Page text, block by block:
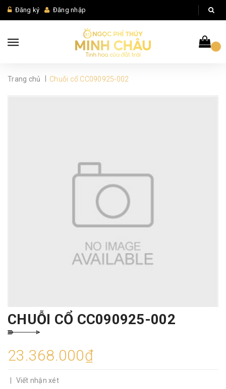
Đăng ký Đăng nhập
Trang chủ Chuỗi cổ CC090925-002
CHUỖI CỔ CC090925-002
23.368.000₫
Viết nhận xét